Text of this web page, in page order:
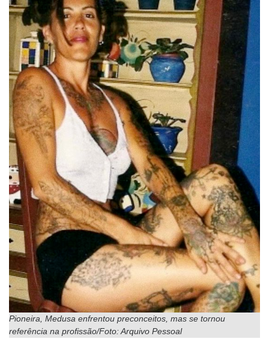
Pioneira, Medusa enfrentou preconceitos, mas se tornou
referência na profissão/Foto: Arquivo Pessoal